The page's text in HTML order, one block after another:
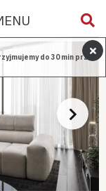
do 30 min przed